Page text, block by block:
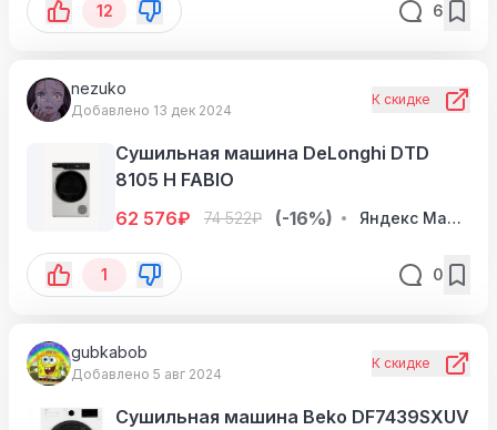
12 6
nezuko
Добавлено 13 дек 2024
К скидке
Сушильная машина DeLonghi DTD
8105 H FABIO
62 576₽ 74 522₽ (-16%) Яндекс Маркет
1 0
gubkabob
Добавлено 5 авг 2024
К скидке
Сушильная машина Beko DF7439SXUV